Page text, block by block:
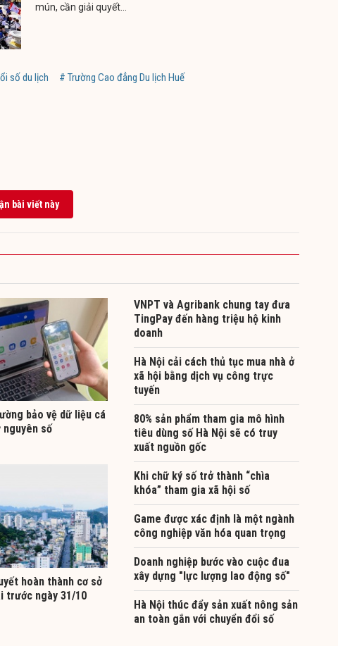
mún, cần giải quyết...
số du lịch
# Trường Cao đẳng Du lịch Huế
bài viết này
bảo vệ dữ liệu cá
số
hoàn thành cơ sở
trước ngày 31/10
VNPT và Agribank chung tay đưa
TingPay đến hàng triệu hộ kinh
doanh
Hà Nội cải cách thủ tục mua nhà ở
xã hội bằng dịch vụ công trực
tuyến
80% sản phẩm tham gia mô hình
tiêu dùng số Hà Nội sẽ có truy
xuất nguồn gốc
Khi chữ ký số trở thành “chìa
khóa” tham gia xã hội số
Game được xác định là một ngành
công nghiệp văn hóa quan trọng
Doanh nghiệp bước vào cuộc đua
xây dựng "lực lượng lao động số"
Hà Nội thúc đẩy sản xuất nông sản
an toàn gắn với chuyển đổi số